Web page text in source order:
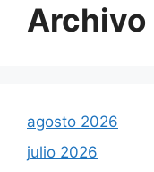
Archivo
agosto 2026
julio 2026